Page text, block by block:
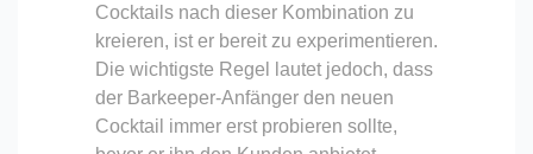
Cocktails nach dieser Kombination zu
kreieren, ist er bereit zu experimentieren.
Die wichtigste Regel lautet jedoch, dass
der Barkeeper-Anfänger den neuen
Cocktail immer erst probieren sollte,